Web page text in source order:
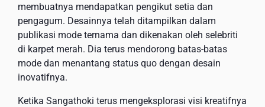
membuatnya mendapatkan pengikut setia dan
pengagum. Desainnya telah ditampilkan dalam
publikasi mode ternama dan dikenakan oleh selebriti
di karpet merah. Dia terus mendorong batas-batas
mode dan menantang status quo dengan desain
inovatifnya.
Ketika Sangathoki terus mengeksplorasi visi kreatifnya